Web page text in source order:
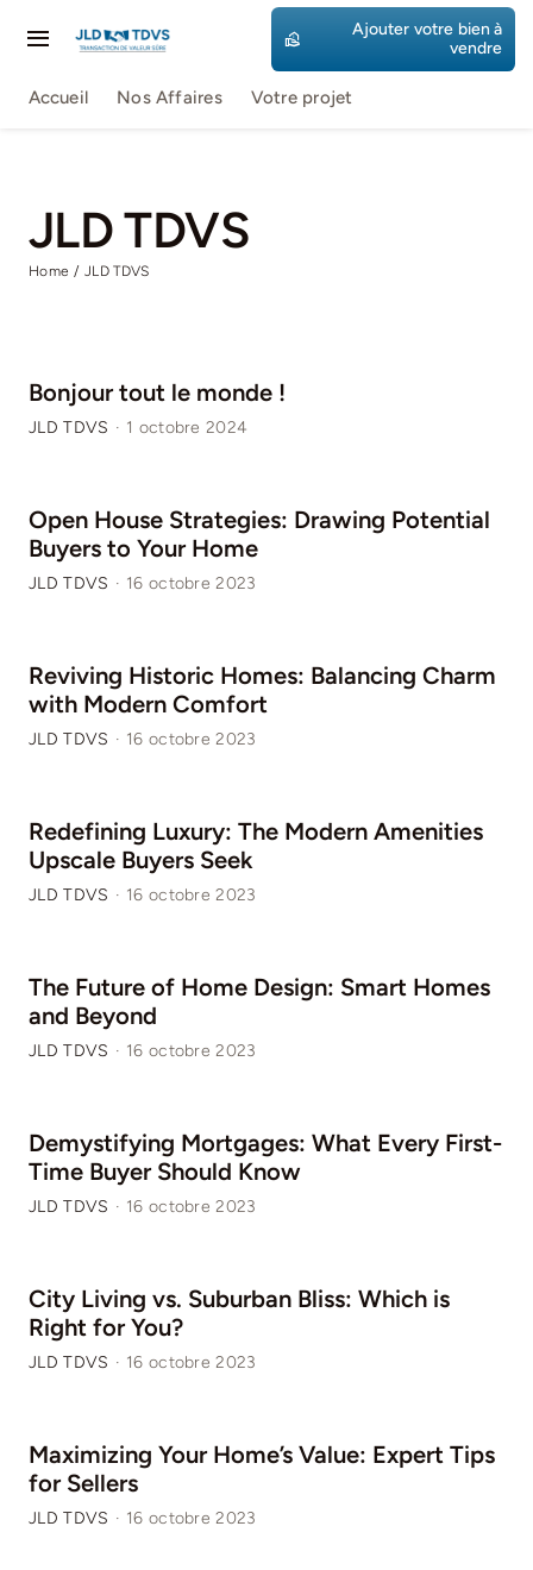
Toggle
Navigation
Accueil
Votre projet
Ajouter votre bien à
vendre
Accueil Nos Affaires Votre projet
JLD TDVS
Home JLD TDVS
Bonjour tout le monde !
JLD TDVS · 1 octobre 2024
Open House Strategies: Drawing Potential
Buyers to Your Home
JLD TDVS · 16 octobre 2023
Reviving Historic Homes: Balancing Charm
with Modern Comfort
JLD TDVS · 16 octobre 2023
Redefining Luxury: The Modern Amenities
Upscale Buyers Seek
JLD TDVS · 16 octobre 2023
The Future of Home Design: Smart Homes
and Beyond
JLD TDVS · 16 octobre 2023
Demystifying Mortgages: What Every First-
Time Buyer Should Know
JLD TDVS · 16 octobre 2023
City Living vs. Suburban Bliss: Which is
Right for You?
JLD TDVS · 16 octobre 2023
Maximizing Your Home’s Value: Expert Tips
for Sellers
JLD TDVS · 16 octobre 2023